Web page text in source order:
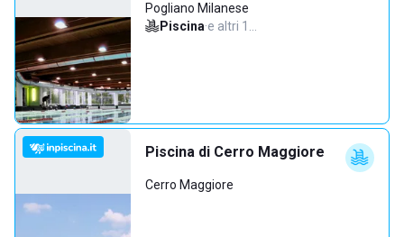
Pogliano Milanese
Piscina·e altri 1…
Piscina di Cerro Maggiore
Cerro Maggiore